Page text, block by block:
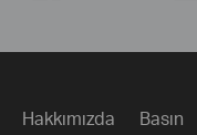
Hakkımızda Basın